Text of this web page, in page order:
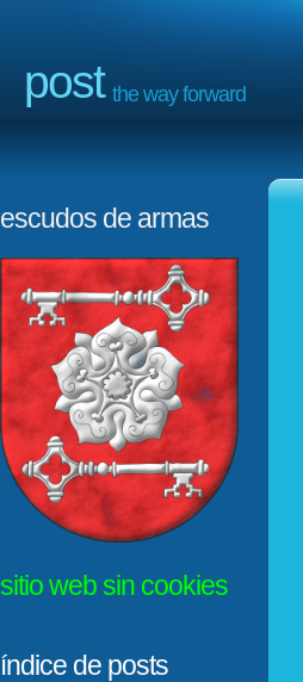
post the way forward
escudos de armas
sitio web sin cookies
índice de posts